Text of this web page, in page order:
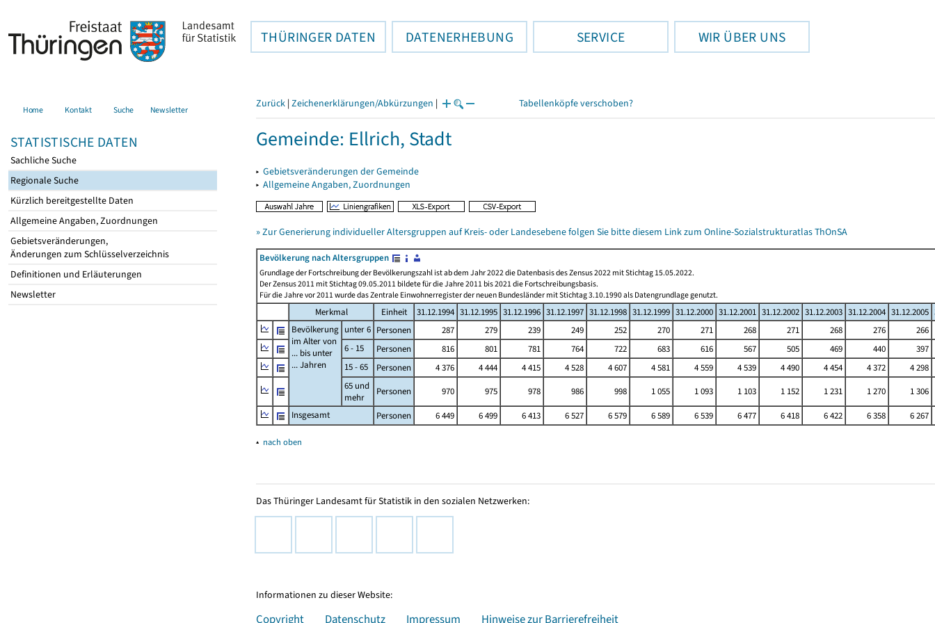
THÜRINGER DATEN DATENERHEBUNG SERVICE WIR ÜBER UNS
Home Kontakt Suche Newsletter
STATISTISCHE DATEN
Sachliche Suche
Regionale Suche
Kürzlich bereitgestellte Daten
Allgemeine Angaben, Zuordnungen
Gebietsveränderungen,
Änderungen zum Schlüsselverzeichnis
Definitionen und Erläuterungen
Newsletter
Zurück | Zeichenerklärungen/Abkürzungen | Tabellenköpfe verschoben?
Gemeinde: Ellrich, Stadt
▸ Gebietsveränderungen der Gemeinde
▸ Allgemeine Angaben, Zuordnungen
» Zur Generierung individueller Altersgruppen auf Kreis- oder Landesebene folgen Sie bitte diesem Link zum Online-Sozialstrukturatlas ThOnSA
Bevölkerung nach Altersgruppen
Grundlage der Fortschreibung der Bevölkerungszahl ist ab dem Jahr 2022 die Datenbasis des Zensus 2022 mit Stichtag 15.05.2022.
Der Zensus 2011 mit Stichtag 09.05.2011 bildete für die Jahre 2011 bis 2021 die Fortschreibungsbasis.
Für die Jahre vor 2011 wurde das Zentrale Einwohnerregister der neuen Bundesländer mit Stichtag 3.10.1990 als Datengrundlage genutzt.
Merkmal Einheit 31.12.1994 31.12.1995 31.12.1996 31.12.1997 31.12.1998 31.12.1999 31.12.2000 31.12.2001 31.12.2002 31.12.2003 31.12.2004 31.12.2005
Bevölkerung
im Alter von
... bis unter
... Jahren
unter 6 Personen 287 279 239 249 252 270 271 268 271 268 276
266
6 - 15
Personen 816 801 781 764 722 683 616 567 505 469 440
397
15 - 65
Personen 4 376 4 444 4 415 4 528 4 607 4 581 4 559 4 539 4 490 4 454 4 372
4 298
65 und
mehr
Personen 970 975 978 986 998 1 055 1 093 1 103 1 152 1 231 1 270
1 306
Insgesamt
Personen 6 449 6 499 6 413 6 527 6 579 6 589 6 539 6 477 6 418 6 422 6 358 6 267
▴ nach oben
Das Thüringer Landesamt für Statistik in den sozialen Netzwerken:
Informationen zu dieser Website:
Copyright Datenschutz Impressum Hinweise zur Barrierefreiheit